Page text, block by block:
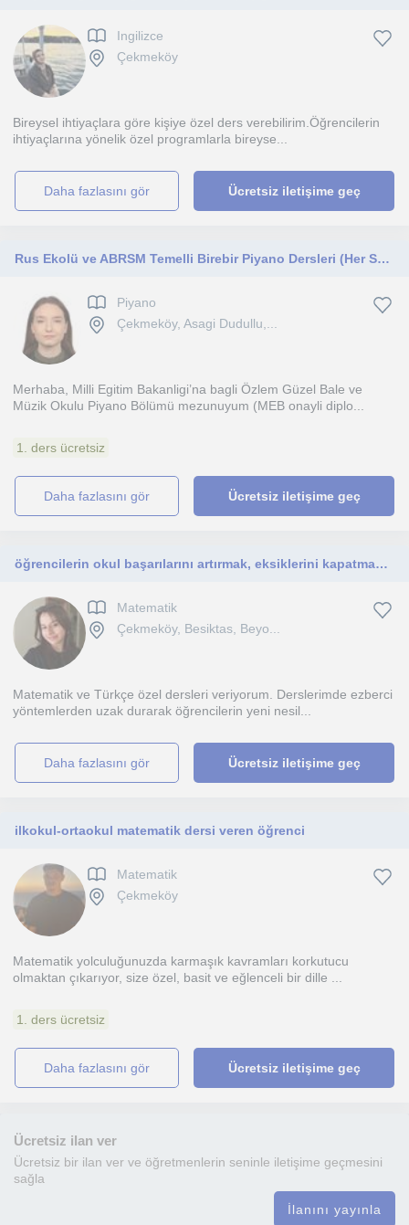
Ingilizce
Çekmeköy
Bireysel ihtiyaçlara göre kişiye özel ders verebilirim.Öğrencilerin
ihtiyaçlarına yönelik özel programlarla bireyse...
daha fazlasını gör Ücretsiz iletişime geç
Rus Ekolü ve ABRSM Temelli Birebir Piyano Dersleri (Her Seviye)
Piyano
Çekmeköy, Asagi Dudullu,...
Merhaba, Milli Egitim Bakanligi’na bagli Özlem Güzel Bale ve
Müzik Okulu Piyano Bölümü mezunuyum (MEB onayli diplo...
1. ders ücretsiz
daha fazlasını gör Ücretsiz iletişime geç
öğrencilerin okul başarılarını artırmak, eksiklerini kapatmak ve LGS gibi sınavlara en iyi şekilde hazırlanmalarını sağlamak
Matematik
Çekmeköy, Besiktas, Beyo...
Matematik ve Türkçe özel dersleri veriyorum. Derslerimde ezberci
yöntemlerden uzak durarak öğrencilerin yeni nesil...
daha fazlasını gör Ücretsiz iletişime geç
ilkokul-ortaokul matematik dersi veren öğrenci
Matematik
Çekmeköy
Matematik yolculuğunuzda karmaşık kavramları korkutucu
olmaktan çıkarıyor, size özel, basit ve eğlenceli bir dille ...
1. ders ücretsiz
daha fazlasını gör Ücretsiz iletişime geç
Ücretsiz ilan ver
Ücretsiz bir ilan ver ve öğretmenlerin seninle iletişime geçmesini
sağla
İlanını yayınla